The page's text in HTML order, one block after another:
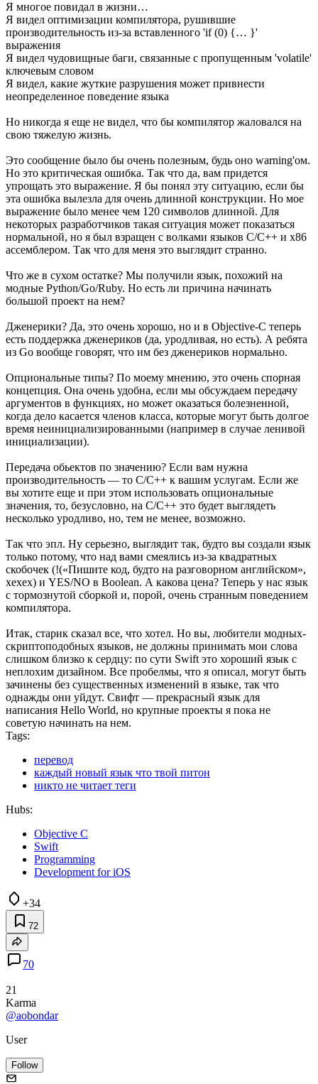
Я многое повидал в жизни…
Я видел оптимизации компилятора, рушившие
производительность из-за вставленного 'if (0) {… }'
выражения
Я видел чудовищные баги, связанные с пропущенным 'volatile'
ключевым словом
Я видел, какие жуткие разрушения может привнести
неопределенное поведение языка
Но никогда я еще не видел, что бы компилятор жаловался на
свою тяжелую жизнь.
Это сообщение было бы очень полезным, будь оно warning'ом.
Но это критическая ошибка. Так что да, вам придется
упрощать это выражение. Я бы понял эту ситуацию, если бы
эта ошибка вылезла для очень длинной конструкции. Но мое
выражение было менее чем 120 символов длинной. Для
некоторых разработчиков такая ситуация может показаться
нормальной, но я был взращен с волками языков C/C++ и x86
ассемблером. Так что для меня это выглядит странно.
Что же в сухом остатке? Мы получили язык, похожий на
модные Python/Go/Ruby. Но есть ли причина начинать
большой проект на нем?
Дженерики? Да, это очень хорошо, но и в Objective-C теперь
есть поддержка дженериков (да, уродливая, но есть). А ребята
из Go вообще говорят, что им без дженериков нормально.
Опциональные типы? По моему мнению, это очень спорная
концепция. Она очень удобна, если мы обсуждаем передачу
аргументов в функциях, но может оказаться болезненной,
когда дело касается членов класса, которые могут быть долгое
время неинициализированными (например в случае ленивой
инициализации).
Передача обьектов по значению? Если вам нужна
производительность — то C/C++ к вашим услугам. Если же
вы хотите еще и при этом использовать опциональные
значения, то, безусловно, на C/C++ это будет выглядеть
несколько уродливо, но, тем не менее, возможно.
Так что эпл. Ну серьезно, выглядит так, будто вы создали язык
только потому, что над вами смеялись из-за квадратных
скобочек (!(«Пишите код, будто на разговорном английском»,
хехех) и YES/NO в Boolean. А какова цена? Теперь у нас язык
с тормознутой сборкой и, порой, очень странным поведением
компилятора.
Итак, старик сказал все, что хотел. Но вы, любители модных-
скриптоподобных языков, не должны принимать мои слова
слишком близко к сердцу: по сути Swift это хороший язык с
неплохим дизайном. Все пробелмы, что я описал, могут быть
зачинены без существенных изменений в языке, так что
однажды они уйдут. Свифт — прекрасный язык для
написания Hello World, но крупные проекты я пока не
советую начинать на нем.
Tags:
перевод
каждый новый язык что твой питон
никто не читает теги
Hubs:
Objective C
Swift
Programming
Development for iOS
+34
72
70
21
Karma
@aobondar
User
Follow